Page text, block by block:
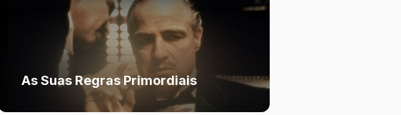
As Suas Regras Primordiais